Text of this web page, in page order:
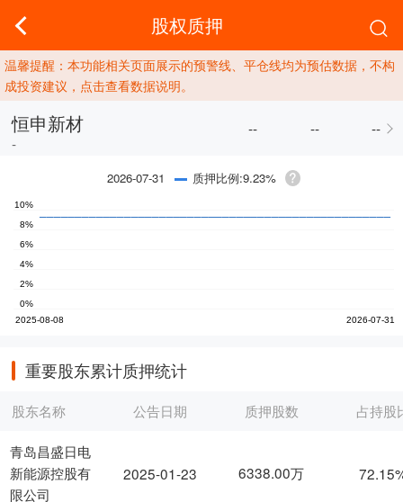
股权质押
温馨提醒：本功能相关页面展示的预警线、平仓线均为预估数据，不构
成投资建议，点击查看数据说明。
恒申新材
-
-- -- --
2026-07-31 质押比例:9.23%
重要股东累计质押统计
股东名称
青岛昌盛日电
新能源控股有
限公司
公告日期 质押股数 占持股
2025-01-23 6338.00万